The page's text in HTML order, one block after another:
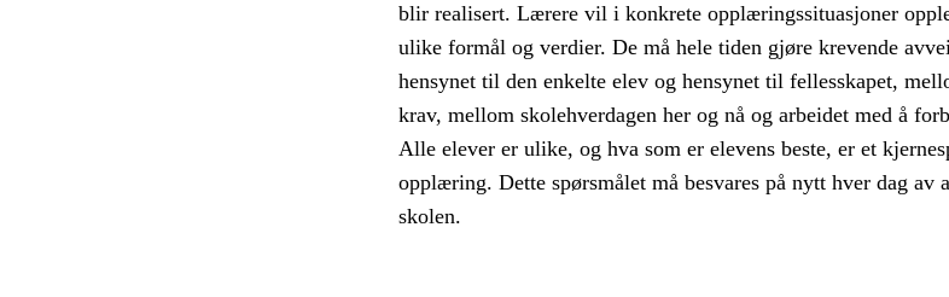
blir realisert. Lærere vil i konkrete opplæringssituasjoner
ulike formål og verdier. De må hele tiden gjøre krevende
hensynet til den enkelte elev og hensynet til fellesskapet,
krav, mellom skolehverdagen her og nå og arbeidet med å
Alle elever er ulike, og hva som er elevens beste, er et
opplæring. Dette spørsmålet må besvares på nytt hver dag av
skolen.